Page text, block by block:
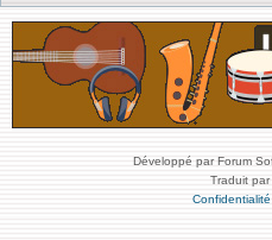
Développé par Forum
Traduit
Confidentialité